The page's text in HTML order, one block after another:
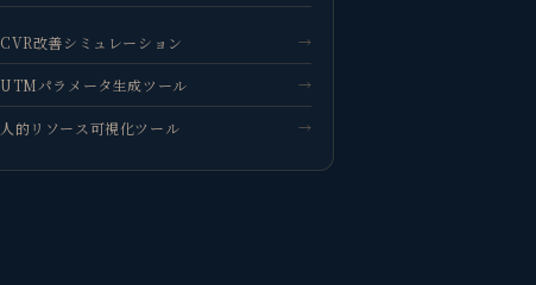
CVR改善シミュレーション →
UTMパラメータ生成ツール →
人的リソース可視化ツール →
観 観省庵 相談窓口
BUSINESS CONSULTING
個人事業主・経営者・マーケターの方へ。